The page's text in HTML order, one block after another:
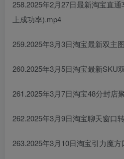
258.2025年2月27日最新淘宝直
上成功率).mp4
259.2025年3月3日淘宝最新双主
260.2025年3月5日淘宝最新SKU
261.2025年3月7日淘宝48分封店
262.2025年3月9日淘宝聊天窗口
263.2025年3月10日淘宝引力魔